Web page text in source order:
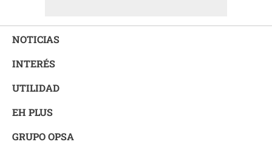
NOTICIAS
INTERÉS
UTILIDAD
EH PLUS
GRUPO OPSA